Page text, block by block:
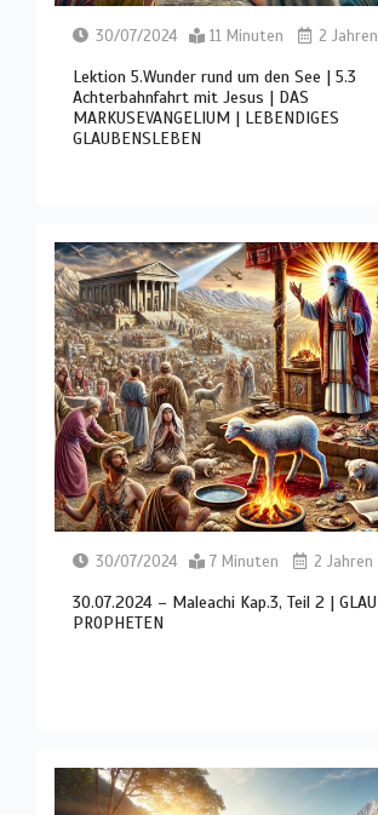
30/07/2024 11 Minuten 2 Jahren
Lektion 5.Wunder rund um den See | 5.3
Achterbahnfahrt mit Jesus | DAS
MARKUSEVANGELIUM | LEBENDIGES
GLAUBENSLEBEN
30/07/2024 7 Minuten 2 Jahren
30.07.2024 – Maleachi Kap.3, Teil 2 |
PROPHETEN